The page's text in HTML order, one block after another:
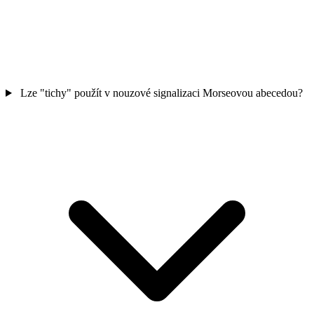
Lze "tichy" použít v nouzové signalizaci Morseovou abecedou?